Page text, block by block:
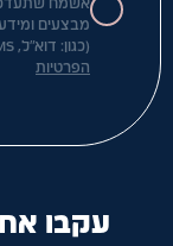
אשמח
מבצעים
(כגון: דוא"ל, SMS, טלפון, דואר וכדו') בהתאם
הפרטיות
עקבו